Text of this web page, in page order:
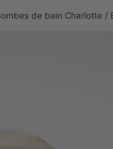
de bain Charlotte /